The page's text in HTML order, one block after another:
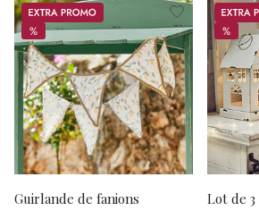
Promos
%
%
Guirlande de fanions
Promos
%
%
Lot de